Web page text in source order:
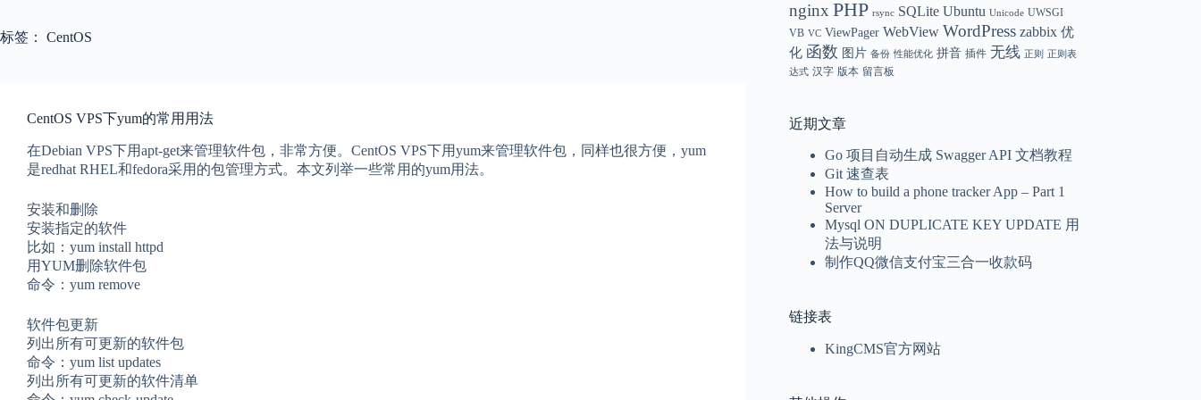
标签： CentOS
CentOS VPS下yum的常用用法
在Debian VPS下用apt-get来管理软件包，非常方便。CentOS VPS下用yum来管理软件包，同样也很方便，yum
是redhat RHEL和fedora采用的包管理方式。本文列举一些常用的yum用法。
安装和删除
安装指定的软件
比如：yum install httpd
用YUM删除软件包
命令：yum remove
软件包更新
列出所有可更新的软件包
命令：yum list updates
列出所有可更新的软件清单
nginx PHP rsync SQLite Ubuntu Unicode UWSGI
VB VC ViewPager WebView WordPress zabbix 优
化 函数 图片 备份 性能优化 拼音 插件 无线 正则
正则表
达式 汉字 版本 留言板
近期文章
Go 项目自动生成 Swagger API 文档教程
Git 速查表
How to build a phone tracker App – Part 1
Server
Mysql ON DUPLICATE KEY UPDATE 用
法与说明
制作QQ微信支付宝三合一收款码
链接表
KingCMS官方网站